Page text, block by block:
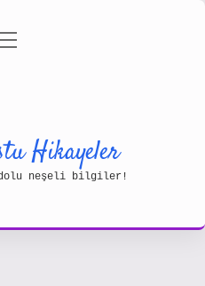
Hikayeler
neşeli bilgiler!